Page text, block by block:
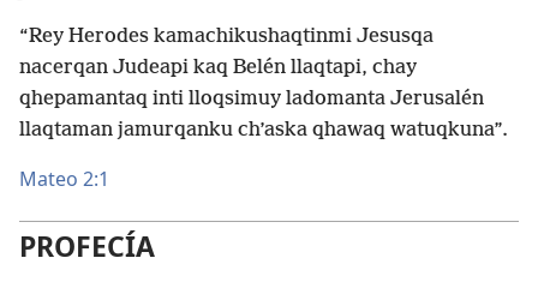
“Rey Herodes kamachikushaqtinmi Jesusqa
nacerqan Judeapi kaq Belén llaqtapi, chay
qhepamantaq inti lloqsimuy ladomanta Jerusalén
llaqtaman jamurqanku ch’aska qhawaq watuqkuna”.
Mateo 2:1
PROFECÍA